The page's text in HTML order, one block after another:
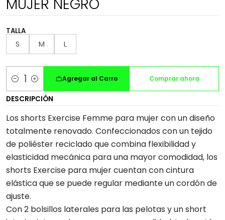
MUJER NEGRO
TALLA
S M L
Cantidad
Agregar al Carro Comprar ahora
DESCRIPCIÓN
Los shorts Exercise Femme para mujer con un diseño
totalmente renovado. Confeccionados con un tejido
de poliéster reciclado que combina flexibilidad y
elasticidad mecánica para una mayor comodidad, los
shorts Exercise para mujer cuentan con cintura
elástica que se puede regular mediante un cordón de
ajuste.
Con 2 bolsillos laterales para las pelotas y un short